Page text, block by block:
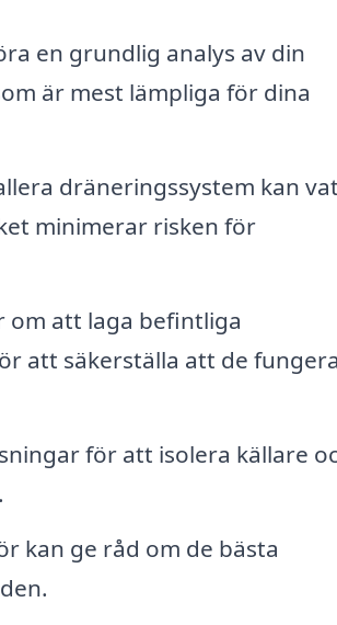
en grundlig analys av din
är mest lämpliga för dina
dräneringssystem kan
minimerar risken för
om att laga befintliga
att säkerställa att de
för att isolera källare
kan ge råd om de bästa